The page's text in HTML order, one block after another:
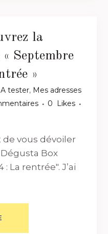
la
Septembre
»
A tester, Mes adresses
0
Likes
de vous dévoiler
Box
La rentrée". J’ai